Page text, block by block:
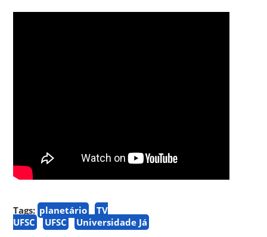
Tags: planetário
TV
UFSC
UFSC Universidade Já